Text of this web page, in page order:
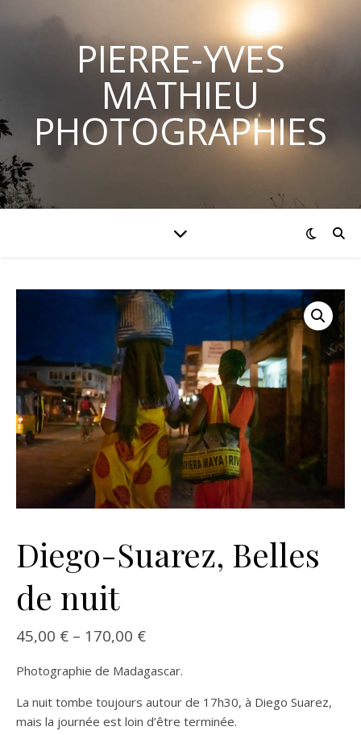
PIERRE-YVES
MATHIEU
PHOTOGRAPHIES
Diego-Suarez, Belles
de nuit
45,00 € – 170,00 €
Photographie de Madagascar.
La nuit tombe toujours autour de 17h30, à Diego Suarez,
mais la journée est loin d’être terminée.